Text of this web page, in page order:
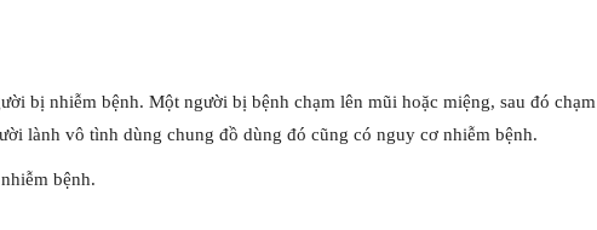
bị nhiễm bệnh. Một người bị bệnh chạm lên mũi hoặc miệng, sau đó chạm
lành vô tình dùng chung đồ dùng đó cũng có nguy cơ nhiễm bệnh.
bệnh.